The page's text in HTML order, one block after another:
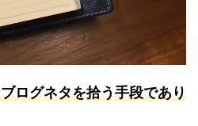
ログネタを拾う手段であり